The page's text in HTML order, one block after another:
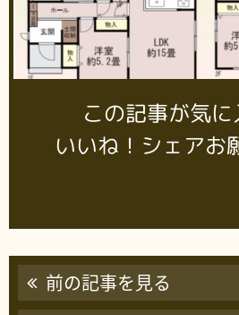
この記事が気
いいね！シェアお
前の記事を見る